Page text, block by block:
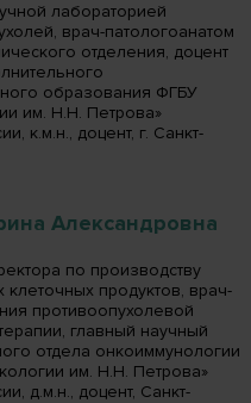
лабораторией
врач-патологоанатом
отделения, доцент
образования ФГБУ
им. Н.Н. Петрова»
к.м.н., доцент, г. Санкт-
Александровна
по производству
клеточных продуктов, врач-
противоопухолевой
главный научный
отдела онкоиммунологии
им. Н.Н. Петрова»
д.м.н., доцент, Санкт-